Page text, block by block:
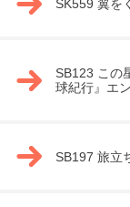
SK559 翼を
SB123 この
球紀行』エ
SB197 旅立